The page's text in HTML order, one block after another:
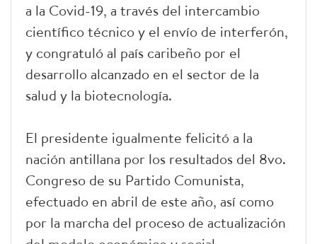
a la Covid-19, a través del intercambio
científico técnico y el envío de interferón,
y congratuló al país caribeño por el
desarrollo alcanzado en el sector de la
salud y la biotecnología.
El presidente igualmente felicitó a la
nación antillana por los resultados del 8vo.
Congreso de su Partido Comunista,
efectuado en abril de este año, así como
por la marcha del proceso de actualización